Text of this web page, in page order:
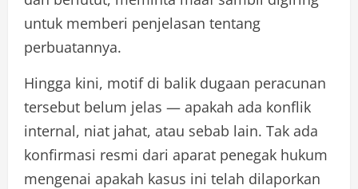
untuk memberi penjelasan tentang
perbuatannya.
Hingga kini, motif di balik dugaan peracunan
tersebut belum jelas — apakah ada konflik
internal, niat jahat, atau sebab lain. Tak ada
konfirmasi resmi dari aparat penegak hukum
mengenai apakah kasus ini telah dilaporkan